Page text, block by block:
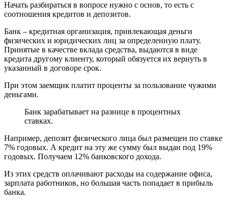
Начать разбираться в вопросе нужно с основ, то есть с
соотношения кредитов и депозитов.
Банк – кредитная организация, привлекающая деньги
физических и юридических лиц за определенную плату.
Принятые в качестве вклада средства, выдаются в виде
кредита другому клиенту, который обязуется их вернуть в
указанный в договоре срок.
При этом заемщик платит проценты за пользование чужими
деньгами.
Банк зарабатывает на разнице в процентных
ставках.
Например, депозит физического лица был размещен по ставке
7% годовых. А кредит на эту же сумму был выдан под 19%
годовых. Получаем 12% банковского дохода.
Из этих средств оплачивают расходы на содержание офиса,
зарплата работников, но большая часть попадает в прибыль
банка.